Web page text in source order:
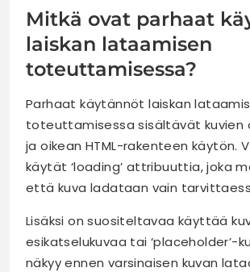
Mitkä ovat parhaat
laiskan lataamisen
toteuttamisessa?
Parhaat käytännöt laiskan
toteuttamisessa sisältävät kuvien
ja oikean HTML-rakenteen käytön.
käytät ‘loading’ attribuuttia, joka
että kuva ladataan vain
Lisäksi on suositeltavaa käyttää
esikatselukuvaa tai ‘placeholder’-
näkyy ennen varsinaisen kuvan